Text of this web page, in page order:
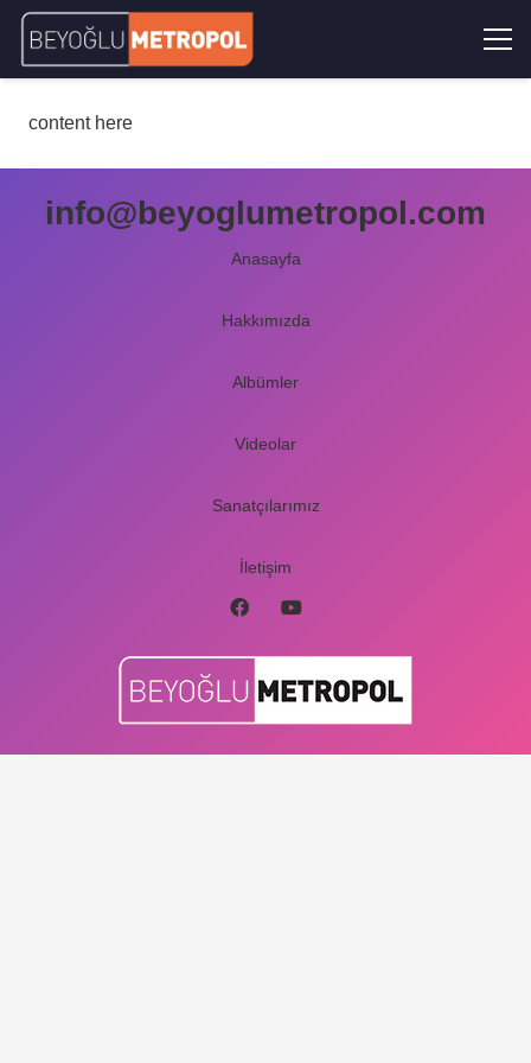
content here
info@beyoglumetropol.com
Anasayfa
Hakkımızda
Albümler
Videolar
Sanatçılarımız
İletişim